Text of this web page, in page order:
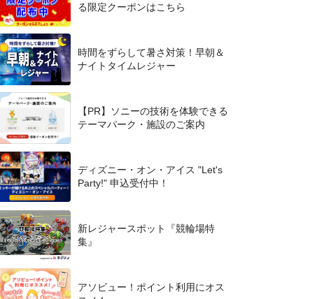
る限定クーポンはこちら
時間をずらして暑さ対策！早朝＆
ナイトタイムレジャー
【PR】ソニーの技術を体験できる
テーマパーク・施設のご案内
ディズニー・オン・アイス "Let's
Party!" 申込受付中！
新レジャースポット『競輪場特
集』
アソビュー！ポイント利用にオス